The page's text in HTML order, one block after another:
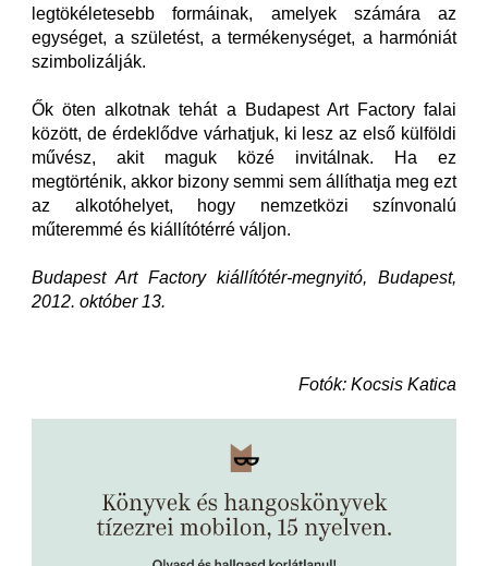
legtökéletesebb formáinak, amelyek számára az
egységet, a születést, a termékenységet, a harmóniát
szimbolizálják.
Ők öten alkotnak tehát a Budapest Art Factory falai
között, de érdeklődve várhatjuk, ki lesz az első külföldi
művész, akit maguk közé invitálnak. Ha ez
megtörténik, akkor bizony semmi sem állíthatja meg ezt
az alkotóhelyet, hogy nemzetközi színvonalú
műteremmé és kiállítótérré váljon.
Budapest Art Factory kiállítótér-megnyitó, Budapest,
2012. október 13.
Fotók: Kocsis Katica